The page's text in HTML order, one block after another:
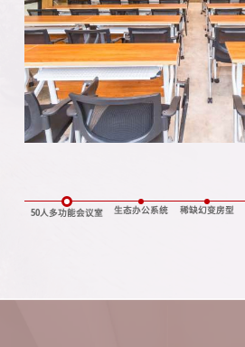
50人多功能会议室 生态办公系统 稀缺幻变房型